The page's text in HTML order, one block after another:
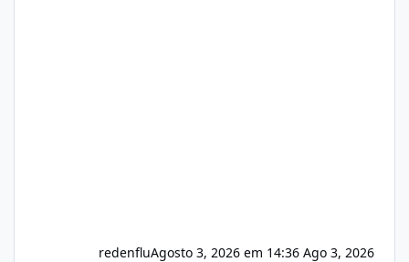
redenfluAgosto 3, 2026 em 14:36 Ago 3, 2026